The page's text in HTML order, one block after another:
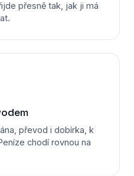
přesně tak, jak ji má
převod i dobírka, k
chodí rovnou na